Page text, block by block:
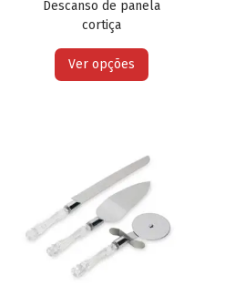
Descanso de panela
cortiça
Ver opções